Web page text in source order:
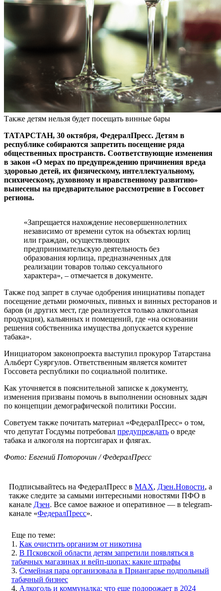
Также детям нельзя будет посещать винные бары
ТАТАРСТАН, 30 октября, ФедералПресс. Детям в
республике собираются запретить посещение ряда
общественных пространств. Соответствующие изменения
в закон «О мерах по предупреждению причинения вреда
здоровью детей, их физическому, интеллектуальному,
психическому, духовному и нравственному развитию»
вынесены на предварительное рассмотрение в Госсовет
региона.
«Запрещается нахождение несовершеннолетних
независимо от времени суток на объектах юрлиц
или граждан, осуществляющих
предпринимательскую деятельность без
образования юрлица, предназначенных для
реализации товаров только сексуального
характера», – отмечается в документе.
Также под запрет в случае одобрения инициативы попадет
посещение детьми рюмочных, пивных и винных ресторанов и
баров (и других мест, где реализуется только алкогольная
продукция), кальянных и помещений, где «на основании
решения собственника имущества допускается курение
табака».
Инициатором законопроекта выступил прокурор Татарстана
Альберт Суяргулов. Ответственным является комитет
Госсовета республики по социальной политике.
Как уточняется в пояснительной записке к документу,
изменения призваны помочь в выполнении основных задач
по концепции демографической политики России.
Советуем также почитать материал «ФедералПресс» о том,
что депутат Госдумы потребовал предупреждать о вреде
табака и алкоголя на портсигарах и флягах.
Фото: Евгений Поторочин / ФедералПресс
Подписывайтесь на ФедералПресс в МАХ, Дзен.Новости, а
также следите за самыми интересными новостями ПФО в
канале Дзен. Все самое важное и оперативное — в telegram-
канале «ФедералПресс».
Еще по теме:
1. Как очистить организм от никотина
2. В Псковской области детям запретили появляться в
табачных магазинах и вейп-шопах: какие штрафы
3. Семейная пара организовала в Приангарье подпольный
табачный бизнес
4. Алкоголь и коммуналка: что еще подорожает в 2024